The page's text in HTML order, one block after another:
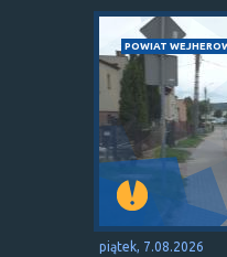
POWIAT
piątek, 7.08.2026